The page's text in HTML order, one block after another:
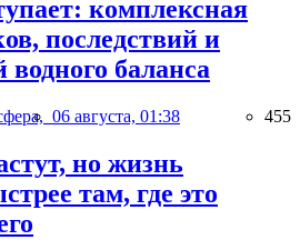
комплексная
последствий и
водного баланса
06 августа, 01:38 455
но жизнь
там, где это